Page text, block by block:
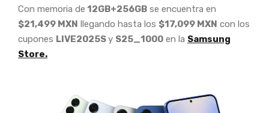
Con memoria de 12GB+256GB se encuentra en
$21,499 MXN llegando hasta los $17,099 MXN con los
cupones LIVE2025Sy S25_1000 en la Samsung
Store.